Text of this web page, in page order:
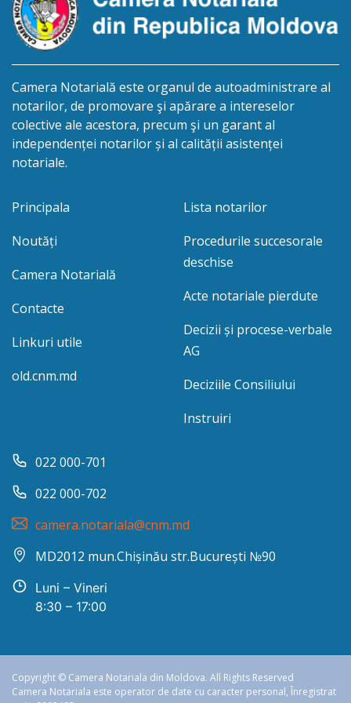
Camera Notarială este organul de autoadministrare al
notarilor, de promovare şi apărare a intereselor
colective ale acestora, precum şi un garant al
independenței notarilor și al calității asistenței
notariale.
Principala
Noutăți
Camera Notarială
Contacte
Linkuri utile
old.cnm.md
Lista notarilor
Procedurile succesorale
deschise
Acte notariale pierdute
Decizii și procese-verbale
AG
Deciziile Consiliului
Instruiri
022 000-701
022 000-702
camera.notariala@cnm.md
MD2012 mun.Chișinău str.București №90
Luni – Vineri
8:30 – 17:00
Copyright © Camera Notariala din Moldova. All Rights Reserved
Camera Notariala este operator de date cu caracter personal, Înregistrat